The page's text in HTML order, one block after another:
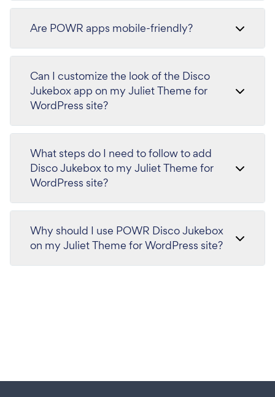
Are POWR apps mobile-friendly?
Can I customize the look of the Disco
Jukebox app on my Juliet Theme for
WordPress site?
What steps do I need to follow to add
Disco Jukebox to my Juliet Theme for
WordPress site?
Why should I use POWR Disco Jukebox
on my Juliet Theme for WordPress site?